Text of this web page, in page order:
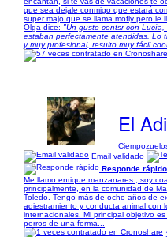
que sea dejale conmigo que estará
super majo que se llama mofly pero le
Olga dice: "Un gusto contsr con
estaban perfectamente atendidas. Lo
y muy profesional, resulto muy fácil
El
Email validado
Responde rápido
Me llamo enrique manzanares , soy
principalmente, en la comunidad de
Toledo. Tengo más de ocho años de
adiestramiento y conducta animal con
internacionales. Mi principal objetivo
perros de una forma...